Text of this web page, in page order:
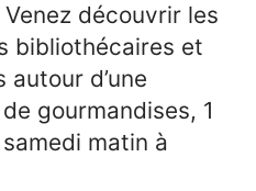
Venez découvrir les
bibliothécaires et
d’une
gourmandises, 1
matin à